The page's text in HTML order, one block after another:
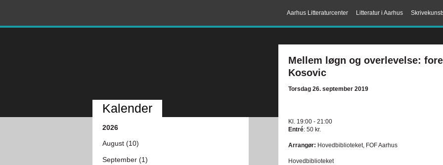
Litteratur i Aarhus
Aarhus Litteraturcenter
Mellem løgn og overlevelse:
Kosovic
Torsdag 26. september 2019
Kl. 19:00 - 21:00
Entré: 50 kr.
Arrangør: Hovedbiblioteket, FOF Aarhus
Hovedbiblioteket
Kalender
2026
August (10)
September (1)